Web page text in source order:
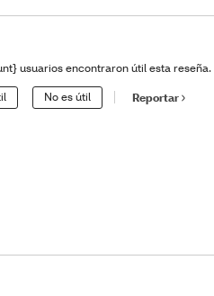
usuarios encontraron útil esta reseña.
No es útil Reportar